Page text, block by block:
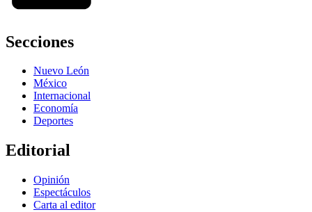
Secciones
Nuevo León
México
Internacional
Economía
Deportes
Editorial
Opinión
Espectáculos
Carta al editor